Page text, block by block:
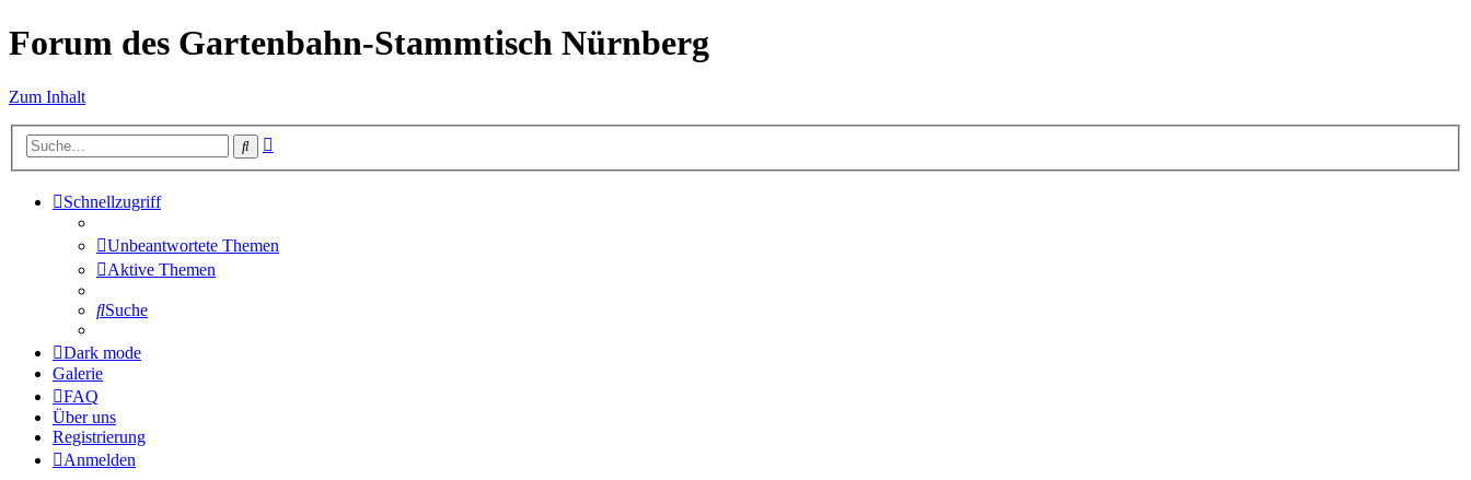
Forum des Gartenbahn-Stammtisch Nürnberg
Zum Inhalt
Suche
Schnellzugriff
Unbeantwortete Themen
Aktive Themen
Suche
Dark mode
Galerie
FAQ
Über uns
Registrierung
Anmelden